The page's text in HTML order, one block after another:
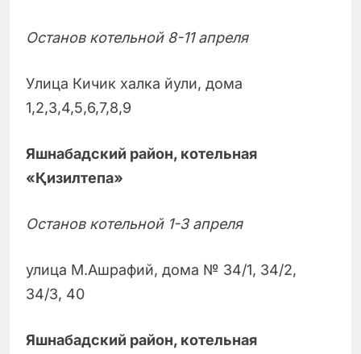
Останов котельной 8-11 апреля
Улица Кичик халка йули, дома
1,2,3,4,5,6,7,8,9
Яшнабадский район, котельная
«Қизилтепа»
Останов котельной 1-3 апреля
улица М.Ашрафий, дома № 34/1, 34/2,
34/3, 40
Яшнабадский район, котельная